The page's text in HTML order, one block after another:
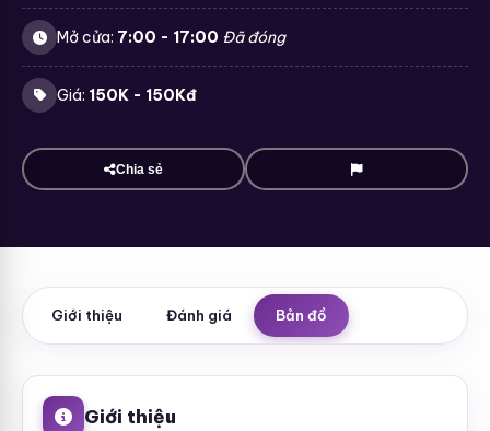
Mở cửa: 7:00 - 17:00 Đã đóng
Giá: 150K - 150Kđ
Chia sẻ
Giới thiệu Đánh giá Bản đồ
Giới thiệu